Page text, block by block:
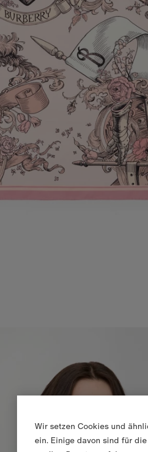
Wir setzen Cookies und
ein. Einige davon sind für